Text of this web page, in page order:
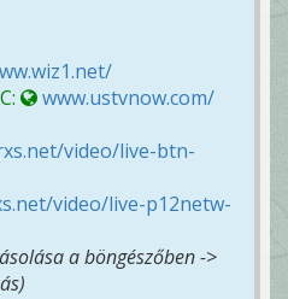
www.ustvnow.com/
video/live-btn-
video/live-p12netw-
a böngészőben ->